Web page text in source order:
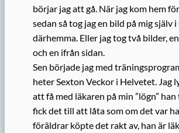
börjar jag att gå. När jag kom hem
sedan så tog jag en bild på mig själv i
därhemma. Eller jag tog två bilder,
och en ifrån sidan.
Sen började jag med
heter Sexton Veckor i Helvetet. Jag
att få med läkaren på min ”lögn”
fick det till att låta som om det var
föräldrar köpte det rakt av, han är